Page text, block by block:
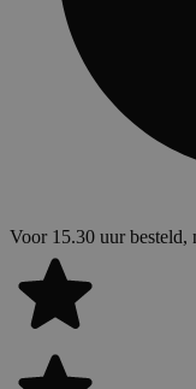
Voor 15.30 uur besteld,